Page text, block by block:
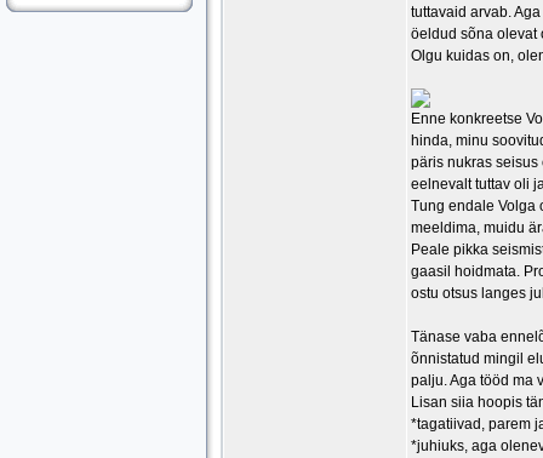
tuttavaid arvab.
öeldud sõna olevat
Olgu kuidas on,
Enne konkreetse
hinda, minu
päris nukras
eelnevalt tuttav oli
Tung endale Volga
meeldima, muidu
Peale pikka
gaasil hoidmata.
ostu otsus langes
Tänase vaba
õnnistatud mingil
palju. Aga tööd ma
Lisan siia hoopis
*tagatiivad, parem
*juhiuks, aga